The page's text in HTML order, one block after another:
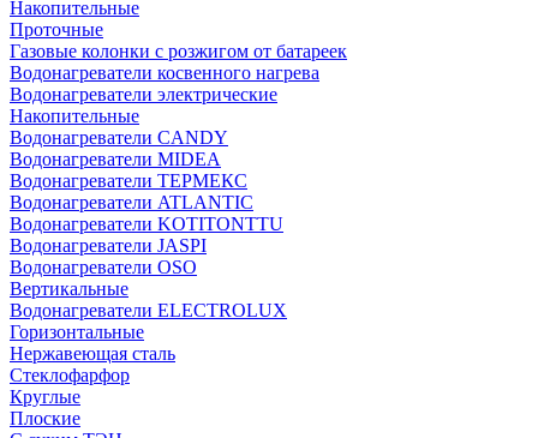
Накопительные
Проточные
Газовые колонки с розжигом от батареек
Водонагреватели косвенного нагрева
Водонагреватели электрические
Накопительные
Водонагреватели CANDY
Водонагреватели MIDEA
Водонагреватели ТЕРМЕКС
Водонагреватели ATLANTIC
Водонагреватели KOTITONTTU
Водонагреватели JASPI
Водонагреватели OSO
Вертикальные
Водонагреватели ELECTROLUX
Горизонтальные
Нержавеющая сталь
Стеклофарфор
Круглые
Плоские